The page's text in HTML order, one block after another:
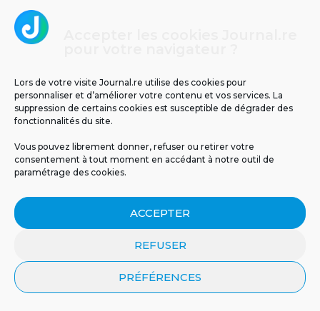
Lors de votre visite Journal.re utilise des cookies pour
personnaliser et d’améliorer votre contenu et vos services. La
suppression de certains cookies est susceptible de dégrader des
fonctionnalités du site.
Vous pouvez librement donner, refuser ou retirer votre
consentement à tout moment en accédant à notre outil de
paramétrage des cookies.
ACCEPTER
REFUSER
PRÉFÉRENCES
et partagez votre contenu avec nous !
CHOIX DE LA RÉDACTION